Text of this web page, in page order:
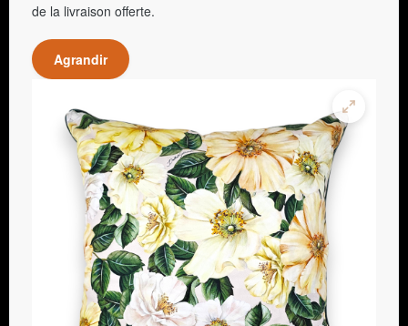
de la livraison offerte.
Agrandir